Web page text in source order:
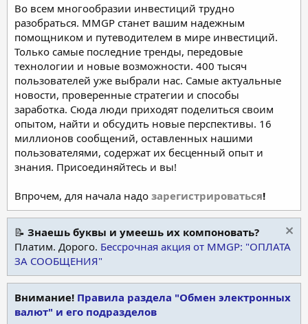
Во всем многообразии инвестиций трудно
разобраться. MMGP станет вашим надежным
помощником и путеводителем в мире инвестиций.
Только самые последние тренды, передовые
технологии и новые возможности. 400 тысяч
пользователей уже выбрали нас. Самые актуальные
новости, проверенные стратегии и способы
заработка. Сюда люди приходят поделиться своим
опытом, найти и обсудить новые перспективы. 16
миллионов сообщений, оставленных нашими
пользователями, содержат их бесценный опыт и
знания. Присоединяйтесь и вы!
Впрочем, для начала надо зарегистрироваться!
📝 Знаешь буквы и умеешь их компоновать?
Платим. Дорого. Бессрочная акция от MMGP: "ОПЛАТА
ЗА СООБЩЕНИЯ"
Внимание! Правила раздела "Обмен электронных
валют" и его подразделов